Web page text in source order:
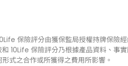
保險評分由獲保監局授權持牌保險
10Life 保險評分乃根據產品資料、事
式之合作或所獲得之費用所影響。